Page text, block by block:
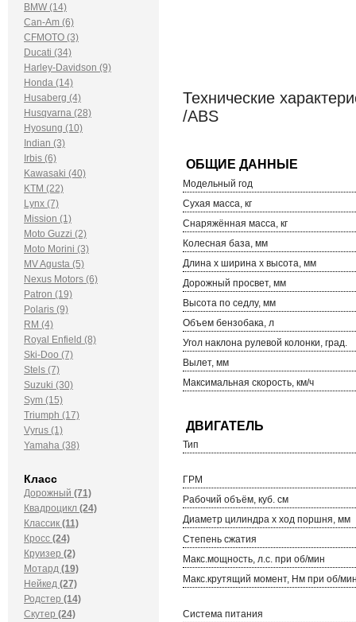
BMW (14)
Can-Am (6)
CFMOTO (3)
Ducati (34)
Harley-Davidson (9)
Honda (14)
Husaberg (4)
Husqvarna (28)
Hyosung (10)
Indian (3)
Irbis (6)
Kawasaki (40)
KTM (22)
Lynx (7)
Mission (1)
Moto Guzzi (2)
Moto Morini (3)
MV Agusta (5)
Nexus Motors (6)
Patron (19)
Polaris (9)
RM (4)
Royal Enfield (8)
Ski-Doo (7)
Stels (7)
Suzuki (30)
Sym (15)
Triumph (17)
Vyrus (1)
Yamaha (38)
Класс
Дорожный (71)
Квадроцикл (24)
Классик (11)
Кросс (24)
Круизер (2)
Мотард (19)
Нейкед (27)
Родстер (14)
Скутер (24)
Технические
/ABS
Модельный год
Сухая масса, кг
Снаряжённая масса, кг
Колесная база, мм
Длина х ширина х высота, мм
Дорожный просвет, мм
Высота по седлу, мм
Объем бензобака, л
Угол наклона рулевой колонки, град.
Вылет, мм
Максимальная скорость, км/ч
Тип
ГРМ
Рабочий объём, куб. см
Диаметр цилиндра х ход поршня, мм
Степень сжатия
Макс.мощность, л.с. при об/мин
Макс.крутящий момент, Нм при об/
Система питания